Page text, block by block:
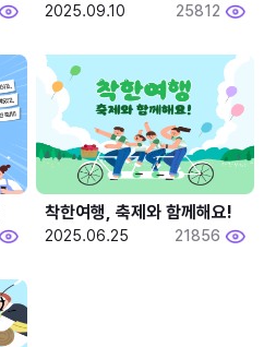
2025.09.10 25812
착한여행, 축제와 함께해요!
2025.06.25 21856